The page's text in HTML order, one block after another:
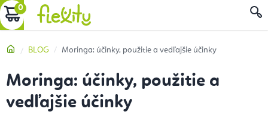
Prejsť
na
NÁKUPNÝ
Domov
BLOG Moringa: účinky, použitie a vedľajšie účinky
Moringa: účinky, použitie a
vedľajšie účinky